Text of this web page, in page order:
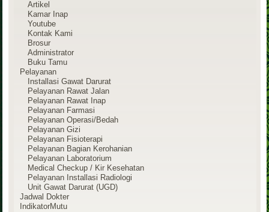
Artikel
Kamar Inap
Youtube
Kontak Kami
Brosur
Administrator
Buku Tamu
Pelayanan
Installasi Gawat Darurat
Pelayanan Rawat Jalan
Pelayanan Rawat Inap
Pelayanan Farmasi
Pelayanan Operasi/Bedah
Pelayanan Gizi
Pelayanan Fisioterapi
Pelayanan Bagian Kerohanian
Pelayanan Laboratorium
Medical Checkup / Kir Kesehatan
Pelayanan Installasi Radiologi
Unit Gawat Darurat (UGD)
Jadwal Dokter
IndikatorMutu